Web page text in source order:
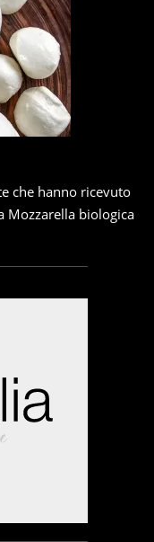
che hanno ricevuto
Mozzarella biologica